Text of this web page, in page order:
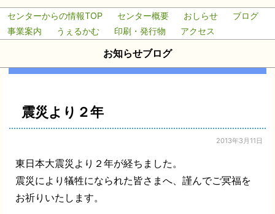
センターからの情報TOP センター概要 おしらせ
ブログ
事業案内
うぇるかむ 印刷・発行物 アクセス
お知らせブログ
震災より２年
2013年3月11日
東日本大震災より２年が経ちました。
震災により犠牲になられた皆さまへ、謹んでご冥福を
お祈りいたします。